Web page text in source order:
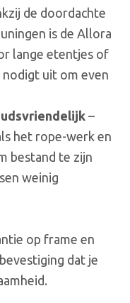
de doordachte
is de Allora
lange etentjes of
uit om even
–
het rope-werk en
bestand te zijn
weinig
op frame en
dat je